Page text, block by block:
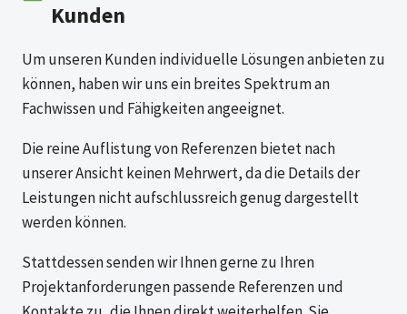
Kunden
Um unseren Kunden individuelle Lösungen anbieten zu
können, haben wir uns ein breites Spektrum an
Fachwissen und Fähigkeiten angeeignet.
Die reine Auflistung von Referenzen bietet nach
unserer Ansicht keinen Mehrwert, da die Details der
Leistungen nicht aufschlussreich genug dargestellt
werden können.
Stattdessen senden wir Ihnen gerne zu Ihren
Projektanforderungen passende Referenzen und